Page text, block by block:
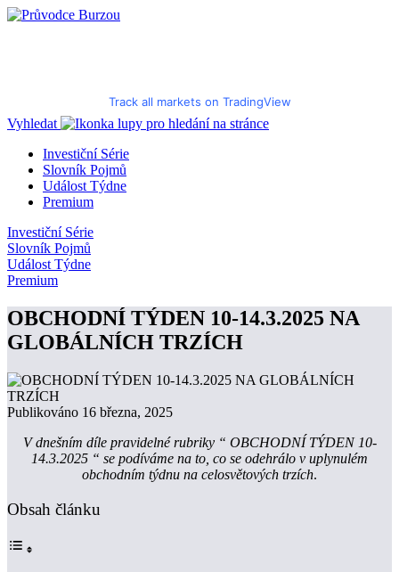
Track all markets on TradingView
Vyhledat
Investiční Série
Slovník Pojmů
Událost Týdne
Premium
Investiční Série
Slovník Pojmů
Událost Týdne
Premium
OBCHODNÍ TÝDEN 10-14.3.2025 NA
GLOBÁLNÍCH TRZÍCH
Publikováno 16 března, 2025
V dnešním díle pravidelné rubriky “ OBCHODNÍ TÝDEN 10-
14.3.2025 “ se podíváme na to, co se odehrálo v uplynulém
obchodním týdnu na celosvětových trzích.
Obsah článku